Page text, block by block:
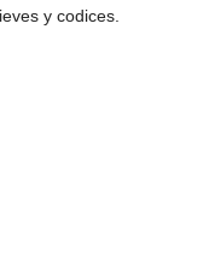
y codices.